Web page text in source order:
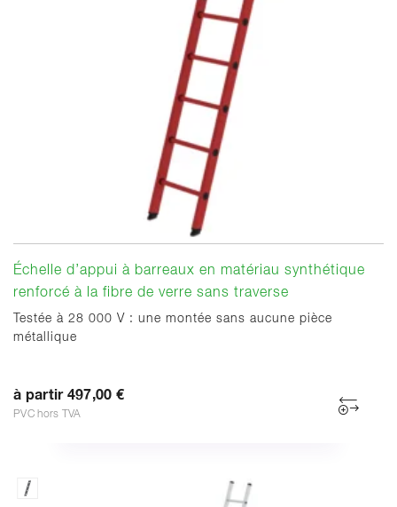
Échelle d’appui à barreaux en matériau synthétique
renforcé à la fibre de verre sans traverse
Testée à 28 000 V : une montée sans aucune pièce
métallique
à partir 497,00 €
PVC hors TVA